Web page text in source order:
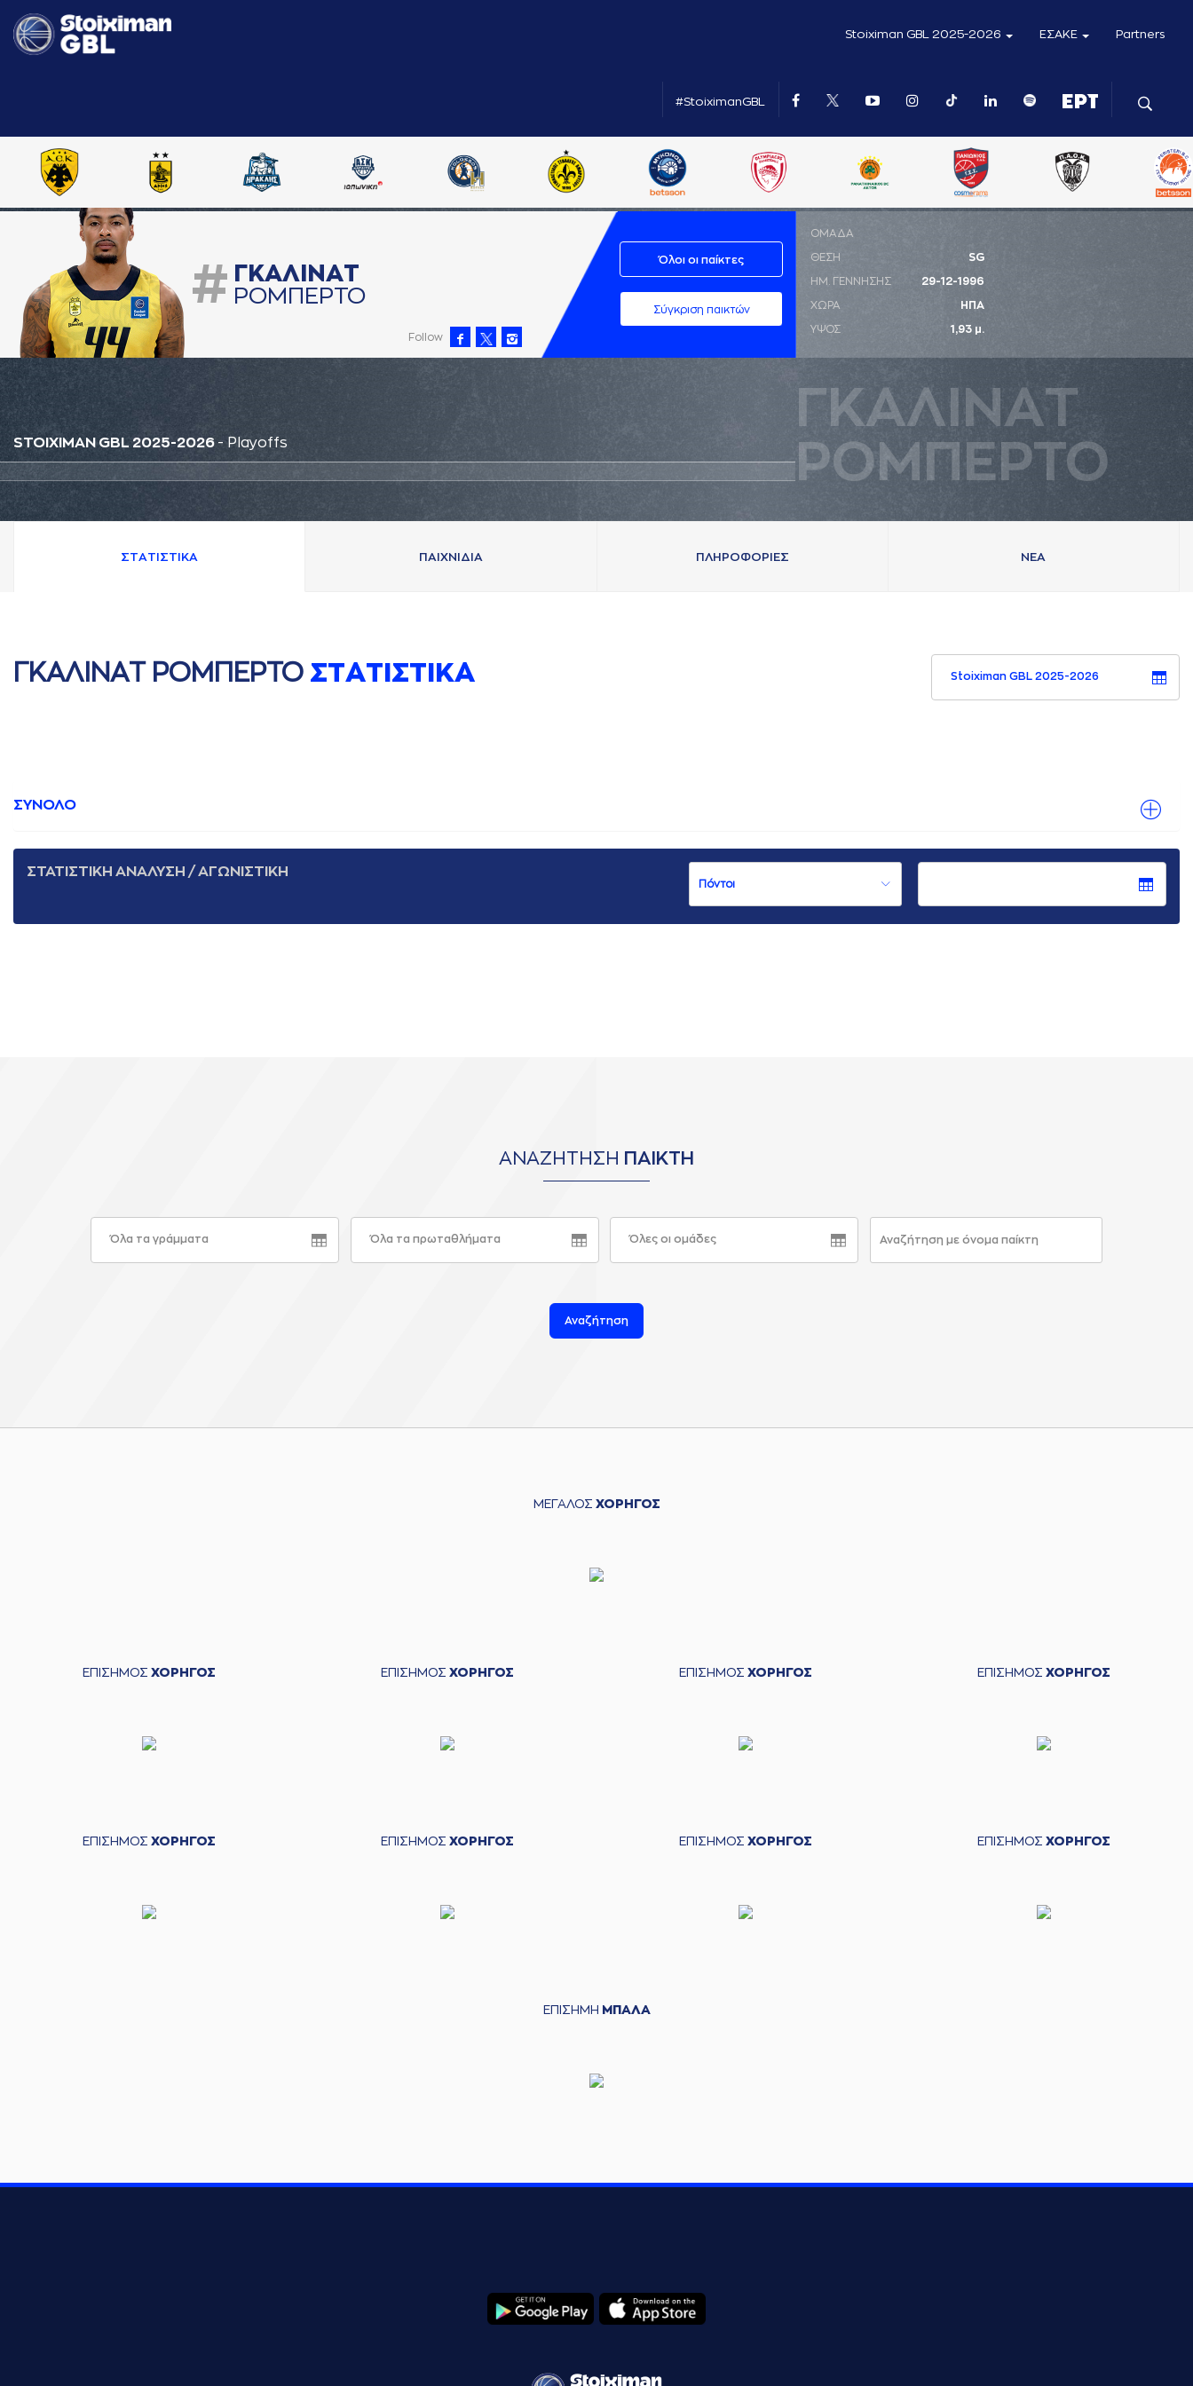
Stoiximan GBL 2025-2026 ΕΣΑΚΕ Partners
#StoiximanGBL
# ΓΚAΛΙΝAΤ
ΡΟΜΠΕΡΤΟ
Follow
Όλοι οι παίκτες
Σύγκριση παικτών
STOIXIMAN GBL 2025-2026 - Playoffs
ΓΚAΛΙΝAΤ
ΡΟΜΠΕΡΤΟ
ΟΜΑΔΑ
ΘΕΣΗ SG
ΗΜ. ΓΕΝΝΗΣΗΣ 29-12-1996
ΧΩΡΑ ΗΠΑ
ΥΨΟΣ 1,93 μ.
ΣΤAΤΙΣΤΙΚA ΠAΙΧΝΙΔΙA ΠΛΗΡΟΦΟΡΙΕΣ ΝΕA
ΓΚAΛΙΝAΤ ΡΟΜΠΕΡΤΟ ΣΤAΤΙΣΤΙΚA Stoiximan GBL 2025-2026
ΣΥΝΟΛΟ
ΣΤΑΤΙΣΤΙΚΗ ΑΝΑΛΥΣΗ / ΑΓΩΝΙΣΤΙΚΗ
ΑΝΑΖΗΤΗΣΗ ΠΑΙΚΤΗ
Όλα τα γράμματα Όλα τα πρωταθλήματα Όλες οι ομάδες
Αναζήτηση
ΜΕΓΑΛΟΣ ΧΟΡΗΓΟΣ
ΕΠΙΣΗΜΟΣ ΧΟΡΗΓΟΣ ΕΠΙΣΗΜΟΣ ΧΟΡΗΓΟΣ ΕΠΙΣΗΜΟΣ ΧΟΡΗΓΟΣ ΕΠΙΣΗΜΟΣ ΧΟΡΗΓΟΣ
ΕΠΙΣΗΜΟΣ ΧΟΡΗΓΟΣ ΕΠΙΣΗΜΟΣ ΧΟΡΗΓΟΣ ΕΠΙΣΗΜΟΣ ΧΟΡΗΓΟΣ ΕΠΙΣΗΜΟΣ ΧΟΡΗΓΟΣ
ΕΠΙΣΗΜΗ ΜΠΑΛΑ